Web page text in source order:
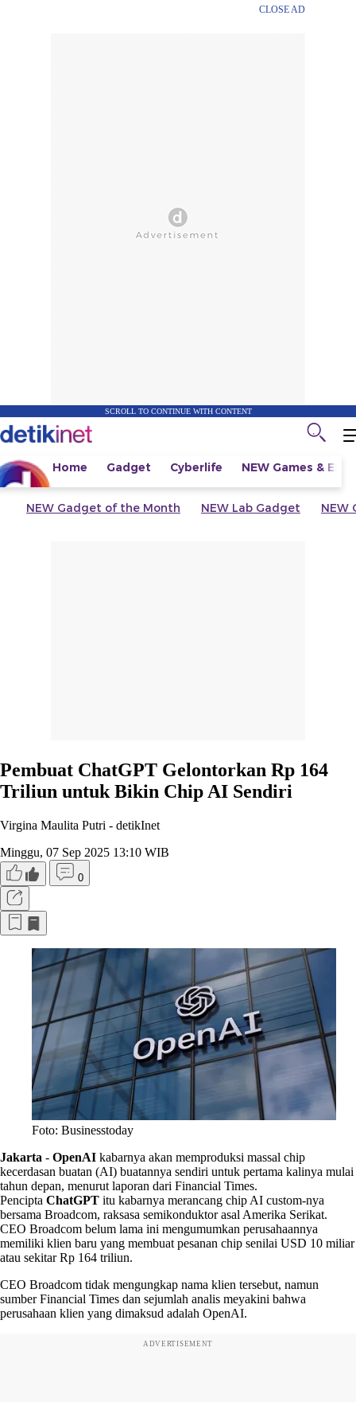
CLOSE AD
SCROLL TO CONTINUE WITH CONTENT
Home Gadget Cyberlife NEW Games &
NEW Gadget of the Month NEW Lab Gadget NEW
Pembuat ChatGPT Gelontorkan Rp 164
Triliun untuk Bikin Chip AI Sendiri
Virgina Maulita Putri - detikInet
Minggu, 07 Sep 2025 13:10 WIB
0
Foto: Businesstoday
Jakarta - OpenAI kabarnya akan memproduksi massal chip
kecerdasan buatan (AI) buatannya sendiri untuk pertama kalinya mulai
tahun depan, menurut laporan dari Financial Times.
Pencipta ChatGPT itu kabarnya merancang chip AI custom-nya
bersama Broadcom, raksasa semikonduktor asal Amerika Serikat.
CEO Broadcom belum lama ini mengumumkan perusahaannya
memiliki klien baru yang membuat pesanan chip senilai USD 10 miliar
atau sekitar Rp 164 triliun.
CEO Broadcom tidak mengungkap nama klien tersebut, namun
sumber Financial Times dan sejumlah analis meyakini bahwa
perusahaan klien yang dimaksud adalah OpenAI.
ADVERTISEMENT